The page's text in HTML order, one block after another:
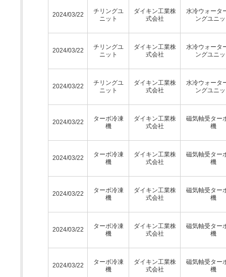
2024/03/22
チリングユ
ニット
ダイキン工業株
式会社
水冷ウォータ
ングユニ
2024/03/22
チリングユ
ニット
ダイキン工業株
式会社
水冷ウォータ
ングユニ
2024/03/22
チリングユ
ニット
ダイキン工業株
式会社
水冷ウォータ
ングユニ
2024/03/22
ターボ冷凍
機
ダイキン工業株
式会社
磁気軸受ター
機
2024/03/22
ターボ冷凍
機
ダイキン工業株
式会社
磁気軸受ター
機
2024/03/22
ターボ冷凍
機
ダイキン工業株
式会社
磁気軸受ター
機
2024/03/22
ターボ冷凍
機
ダイキン工業株
式会社
磁気軸受ター
機
2024/03/22
ターボ冷凍
機
ダイキン工業株
式会社
磁気軸受ター
機